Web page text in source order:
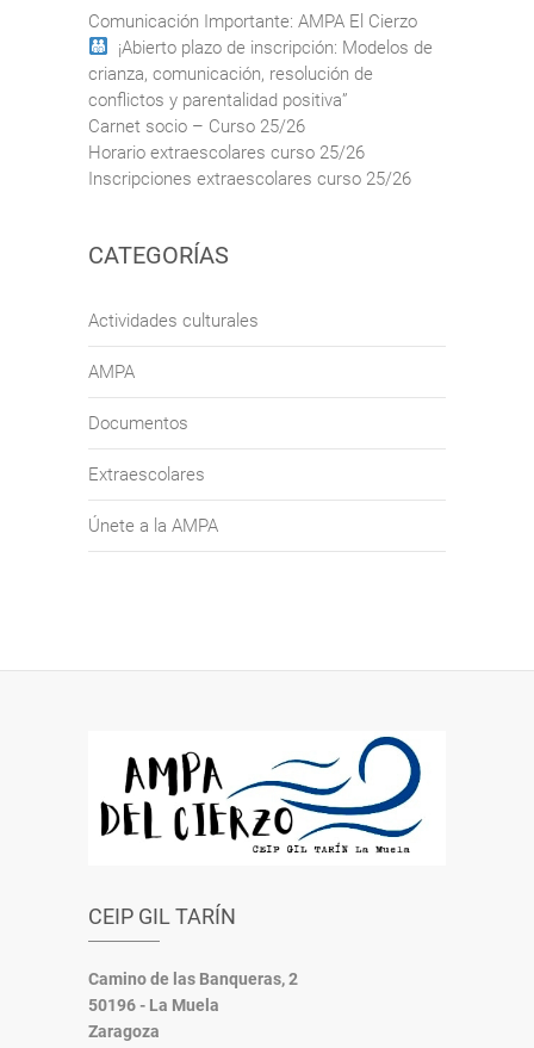
Comunicación Importante: AMPA El Cierzo
¡Abierto plazo de inscripción: Modelos de
crianza, comunicación, resolución de
conflictos y parentalidad positiva”
Carnet socio – Curso 25/26
Horario extraescolares curso 25/26
Inscripciones extraescolares curso 25/26
CATEGORÍAS
Actividades culturales
AMPA
Documentos
Extraescolares
Únete a la AMPA
CEIP GIL TARÍN
Camino de las Banqueras, 2
50196 - La Muela
Zaragoza